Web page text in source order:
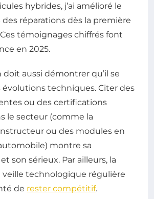
hybrides, j’ai amélioré le
réparations dès la première
témoignages chiffrés font
en 2025.
aussi démontrer qu’il se
techniques. Citer des
ou des certifications
le secteur (comme la
ou des modules en
montre sa
son sérieux. Par ailleurs, la
veille technologique régulière
de rester compétitif.